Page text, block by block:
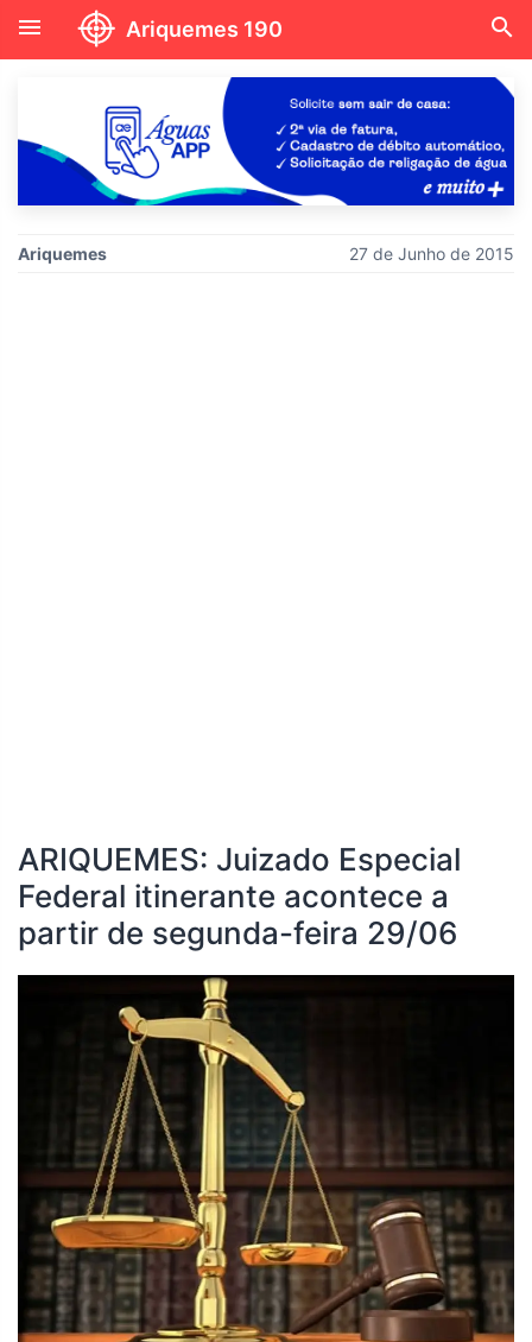
menu Ariquemes 190 search
Ariquemes 27 de Junho de 2015
ARIQUEMES: Juizado Especial
Federal itinerante acontece a
partir de segunda-feira 29/06